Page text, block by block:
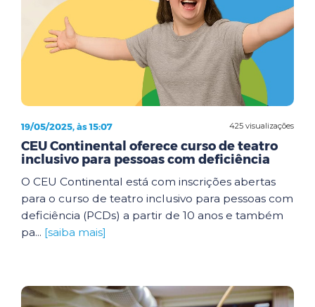
425 visualizações
19/05/2025, às 15:07
CEU Continental oferece curso de teatro
inclusivo para pessoas com deficiência
O CEU Continental está com inscrições abertas
para o curso de teatro inclusivo para pessoas com
deficiência (PCDs) a partir de 10 anos e também
pa... [saiba mais]